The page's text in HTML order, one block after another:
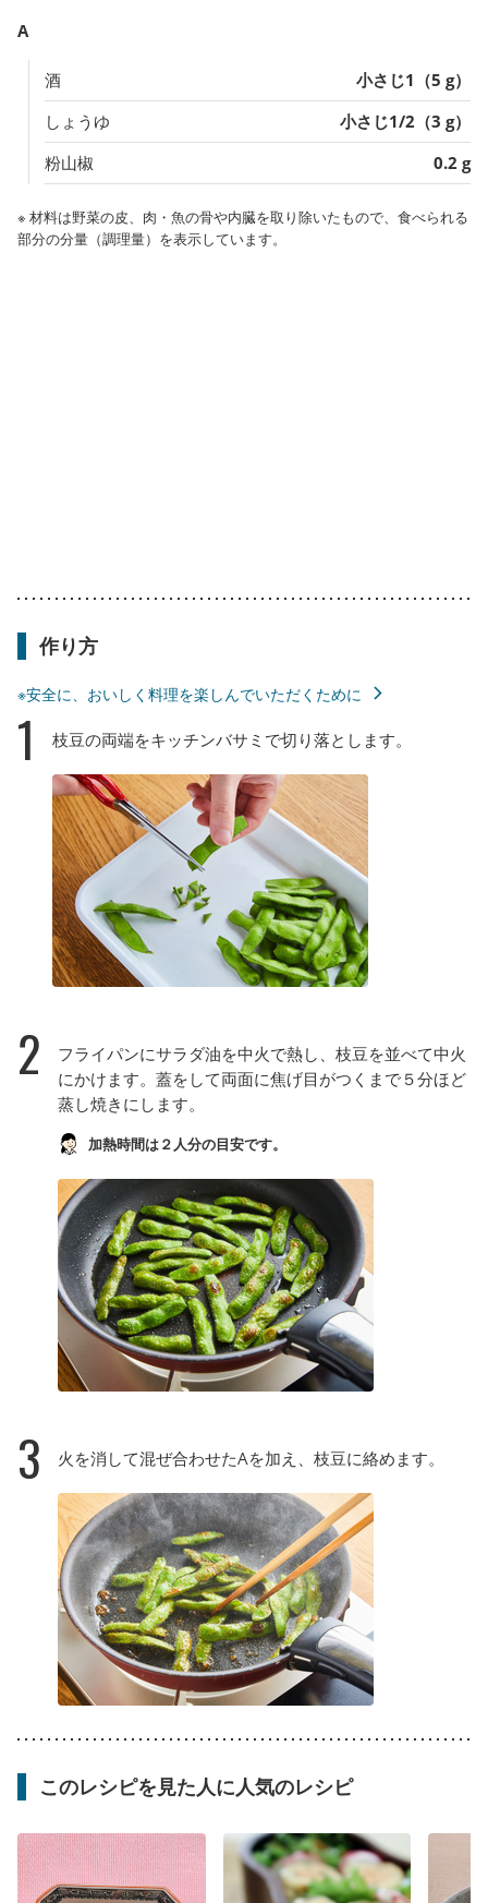
A
酒
小さじ1（5 g）
しょうゆ
小さじ1/2（3 g）
粉山椒
0.2 g
※ 材料は野菜の皮、肉・魚の骨や内臓を取り除いたもので、食べられる
部分の分量（調理量）を表示しています。
作り方
※安全に、おいしく料理を楽しんでいただくために
1 枝豆の両端をキッチンバサミで切り落とします。
2
フライパンにサラダ油を中火で熱し、枝豆を並べて中火
にかけます。蓋をして両面に焦げ目がつくまで５分ほど
蒸し焼きにします。
加熱時間は２人分の目安です。
3 火を消して混ぜ合わせたAを加え、枝豆に絡めます。
このレシピを見た人に人気のレシピ